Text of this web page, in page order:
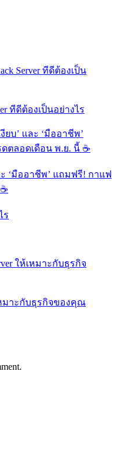
ทีดีต้องเป็นอย่างไร
‘มืออาชีพ’ แถมฟรี! กาแฟ
หมาะกับธุรกิจของคุณ